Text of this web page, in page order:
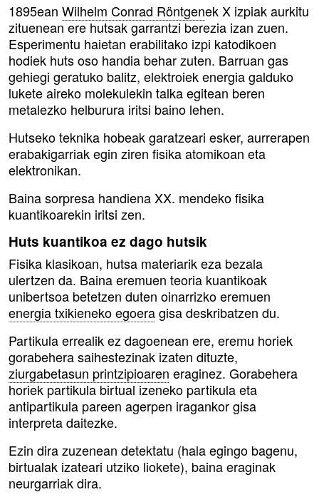
1895ean Wilhelm Conrad Röntgenek X izpiak aurkitu
zituenean ere hutsak garrantzi berezia izan zuen.
Esperimentu haietan erabilitako izpi katodikoen
hodiek huts oso handia behar zuten. Barruan gas
gehiegi geratuko balitz, elektroiek energia galduko
lukete aireko molekulekin talka egitean beren
metalezko helburura iritsi baino lehen.
Hutseko teknika hobeak garatzeari esker, aurrerapen
erabakigarriak egin ziren fisika atomikoan eta
elektronikan.
Baina sorpresa handiena XX. mendeko fisika
kuantikoarekin iritsi zen.
Huts kuantikoa ez dago hutsik
Fisika klasikoan, hutsa materiarik eza bezala
ulertzen da. Baina eremuen teoria kuantikoak
unibertsoa betetzen duten oinarrizko eremuen
energia txikieneko egoeragisa deskribatzen du.
Partikula errealik ez dagoenean ere, eremu horiek
gorabehera saihestezinak izaten dituzte,
ziurgabetasun printzipioaren eraginez. Gorabehera
horiek partikula birtual izeneko partikula eta
antipartikula pareen agerpen iragankor gisa
interpreta daitezke.
Ezin dira zuzenean detektatu (hala egingo bagenu,
birtualak izateari utziko liokete), baina eraginak
neurgarriak dira.